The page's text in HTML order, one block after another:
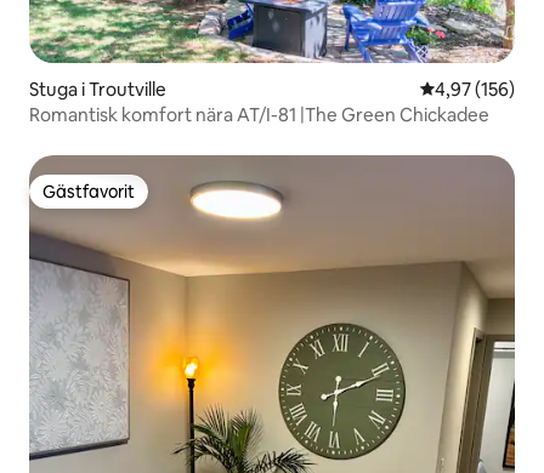
Stuga i Troutville 4,97 av 5 i
4,97 (156)
Romantisk komfort nära AT/I-81 |The Green Chickadee
Gästfavorit
Gästfavorit